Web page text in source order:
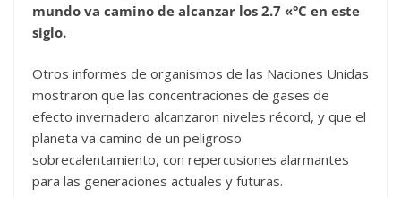
mundo va camino de alcanzar los 2.7 «°C en este
siglo.
Otros informes de organismos de las Naciones Unidas
mostraron que las concentraciones de gases de
efecto invernadero alcanzaron niveles récord, y que el
planeta va camino de un peligroso
sobrecalentamiento, con repercusiones alarmantes
para las generaciones actuales y futuras.